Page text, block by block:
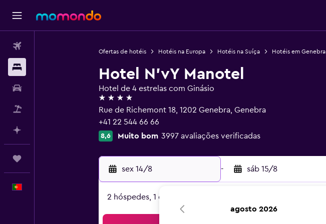
Ofertas de hotéis Hotéis na Europa Hotéis na Suíça Hotéis em Genebra
Hotel N'vY Manotel
Hotel de 4 estrelas com Ginásio
4 estrelas
Rue de Richemont 18, 1202 Genebra, Genebra
+41 22 544 66 66
8,6 Muito bom 3997 avaliações verificadas
sex 14/8 - sáb 15/8
2 hóspedes, 1 quarto
agosto 2026